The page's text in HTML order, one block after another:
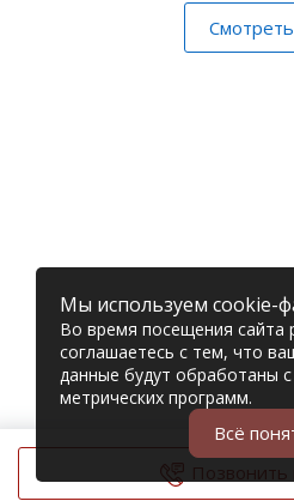
Позвонить
© 2006 – 2026 Prodiesel
Мы используем cookie-
Во время посещения сайта
соглашаетесь с тем, что
данные будут обработаны
метрических программ.
Всё